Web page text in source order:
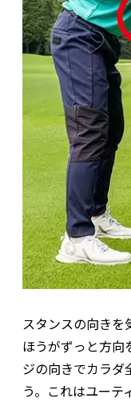
スタンスの向きを
ほうがずっと方向
ジの向きでカラダ
う。これはユーテ